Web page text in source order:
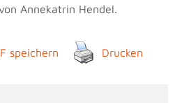
Annekatrin Hendel.
speichern Drucken